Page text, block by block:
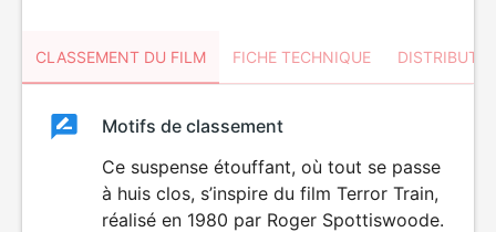
CLASSEMENT DU FILM FICHE TECHNIQUE
ClassementClassement
VIOLENCE
HORREUR
Motifs de classement
Ce suspense étouffant, où tout se passe
à huis clos, s’inspire du film Terror Train,
réalisé en 1980 par Roger Spottiswoode.